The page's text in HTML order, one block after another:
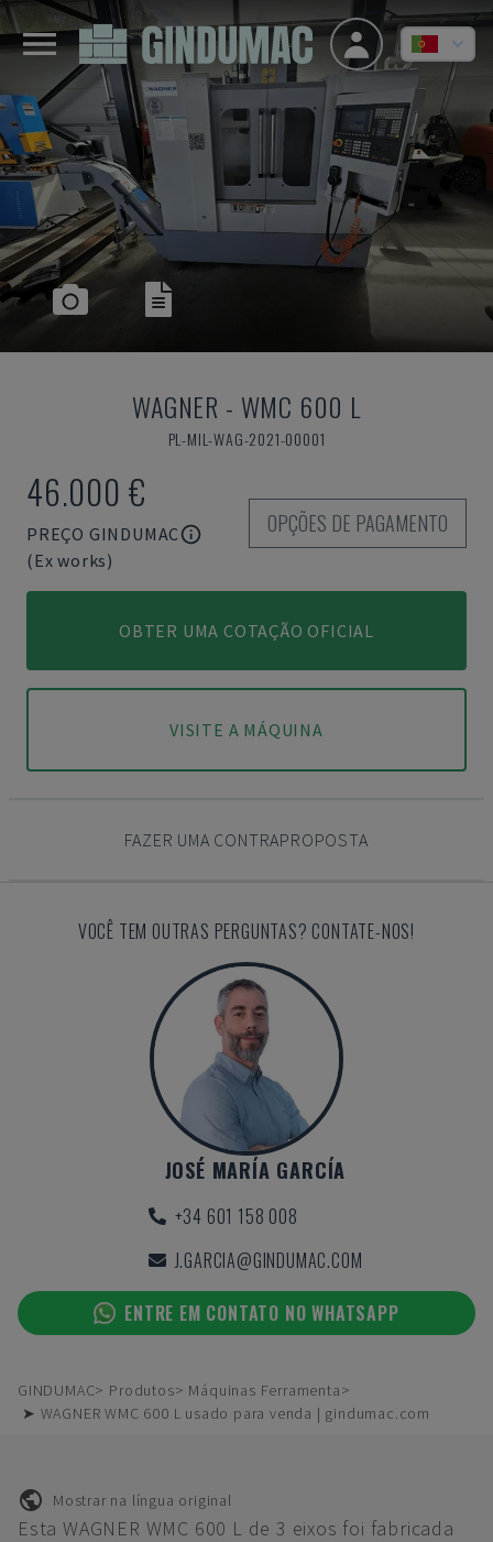
WAGNER - WMC 600 L
PL-MIL-WAG-2021-00001
46.000 €
PREÇO GINDUMAC
(Ex works)
OPÇÕES DE PAGAMENTO
OBTER UMA COTAÇÃO OFICIAL
VISITE A MÁQUINA
FAZER UMA CONTRAPROPOSTA
VOCÊ TEM OUTRAS PERGUNTAS? CONTATE-NOS!
JOSÉ MARÍA GARCÍA
+34 601 158 008
J.GARCIA@GINDUMAC.COM
ENTRE EM CONTATO NO WHATSAPP
GINDUMAC Produtos
Máquinas Ferramenta
➤ WAGNER WMC 600 L usado para venda | gindumac.com
Mostrar na língua original
Esta WAGNER WMC 600 L de 3 eixos foi fabricada